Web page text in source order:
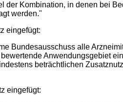
der Kombination, in denen bei
werden."
eingefügt:
Bundesausschuss alle
Anwendungsgebiet
beträchtlichen
eingefügt: